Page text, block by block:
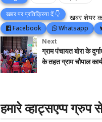
खबर पर प्रतिक्रिया दें 👇
खबर शेयर
Facebook Whatsapp
Next
ग्राम पंचायत बोरा के
के तहत ग्राम चौपाल
हमारे व्हाट्सएप्प ग्रुप